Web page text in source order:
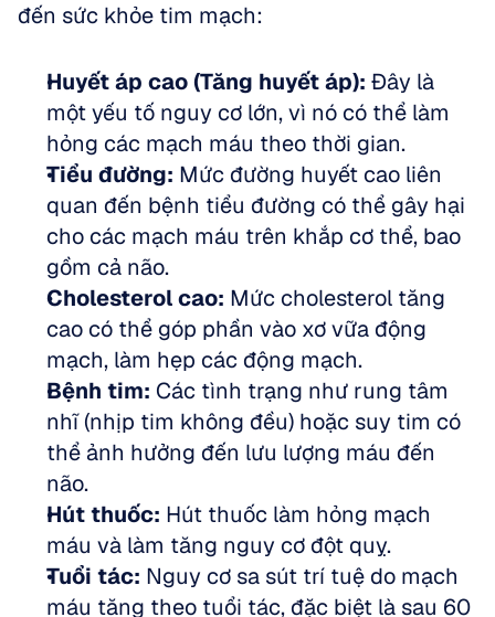
đến sức khỏe tim mạch:
Huyết áp cao (Tăng huyết áp): Đây là
một yếu tố nguy cơ lớn, vì nó có thể làm
hỏng các mạch máu theo thời gian.
Tiểu đường: Mức đường huyết cao liên
quan đến bệnh tiểu đường có thể gây hại
cho các mạch máu trên khắp cơ thể, bao
gồm cả não.
Cholesterol cao: Mức cholesterol tăng
cao có thể góp phần vào xơ vữa động
mạch, làm hẹp các động mạch.
Bệnh tim: Các tình trạng như rung tâm
nhĩ (nhịp tim không đều) hoặc suy tim có
thể ảnh hưởng đến lưu lượng máu đến
não.
Hút thuốc: Hút thuốc làm hỏng mạch
máu và làm tăng nguy cơ đột quỵ.
Tuổi tác: Nguy cơ sa sút trí tuệ do mạch
máu tăng theo tuổi tác, đặc biệt là sau 60